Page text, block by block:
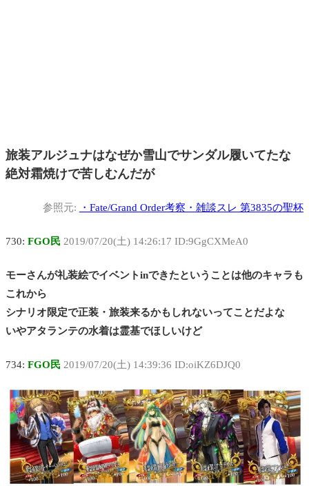
旅装アルジュナはなぜか雪山でサンダル履いてたな
絶対霜焼けで苦しむんだが
参照元: ・ Fate/Grand Order考察・雑談スレ 第3835の聖杯
730: FGO民 2019/07/20(土) 14:26:17 ID:9GgCXMeA0
モーさんが礼装絵でイベントinできたということは他のキャラも
これから
シナリオ限定で正装・旅装来るかもしれないってことだよな
いやアタランテの水着は霊基でほしいけど
734: FGO民 2019/07/20(土) 14:39:36 ID:oiKZ6DJQ0